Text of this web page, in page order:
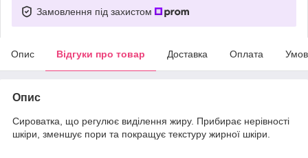
Замовлення під захистом
Опис Відгуки про товар Доставка Оплата
Опис
Сироватка, що регулює виділення жиру. Прибирає нерівності
шкіри, зменшує пори та покращує текстуру жирної шкіри.